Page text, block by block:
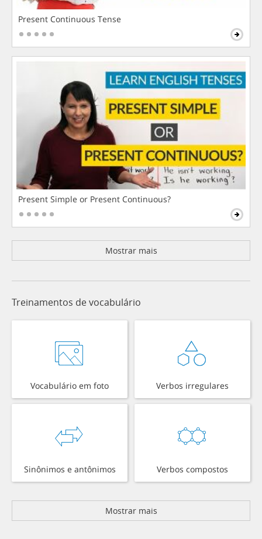
Present Continuous Tense
Present Simple or Present Continuous?
Mostrar mais
Treinamentos de vocabulário
Vocabulário em foto Verbos irregulares
Sinônimos e antônimos Verbos compostos
Mostrar mais